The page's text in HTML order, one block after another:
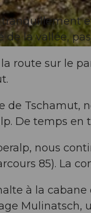
de la vallée,
route sur le
de Tschamut,
De temps
nous
85). La
à la cabane
Mulinatsch,